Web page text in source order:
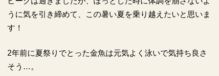
うに気を引き締めて、この暑い夏を乗り越えたいと思いま
す！
2年前に夏祭りでとった金魚は元気よく泳いで気持ち良さ
そう…。